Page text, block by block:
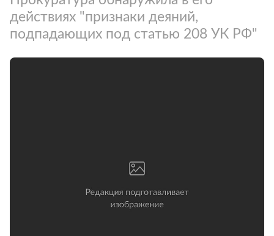
действиях "признаки деяний,
подпадающих под статью 208 УК РФ"